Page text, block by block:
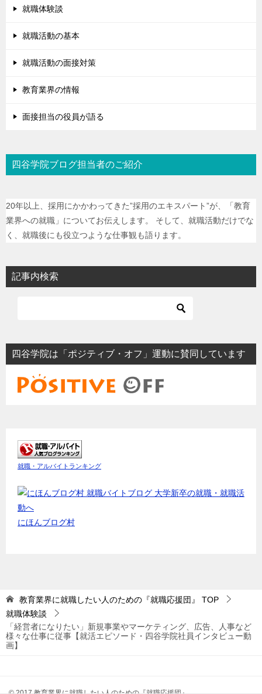
就職体験談
就職活動の基本
就職活動の面接対策
教育業界の情報
面接担当の役員が語る
四谷学院ブログ担当者のご紹介
20年以上、採用にかかわってきた”採用のエキスパート”が、「教育
業界への就職」についてお伝えします。 そして、就職活動だけでな
く、就職後にも役立つような仕事観も語ります。
記事内検索
四谷学院は「ポジティブ・オフ」運動に賛同しています
就職・アルバイトランキング
にほんブログ村
教育業界に就職したい人のための『就職応援団』
TOP
就職体験談
「経営者になりたい」新規事業やマーケティング、広告、人事など
様々な仕事に従事【就活エピソード・四谷学院社員インタビュー動
画】